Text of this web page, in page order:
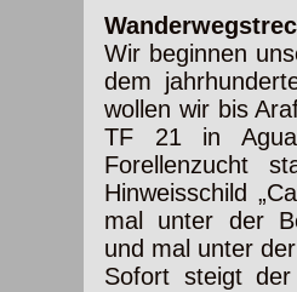
Wir beginnen
dem
wollen wir bis
TF 21 in
Forellenzucht
Hinweisschild
mal unter der
und mal unter
Sofort steigt